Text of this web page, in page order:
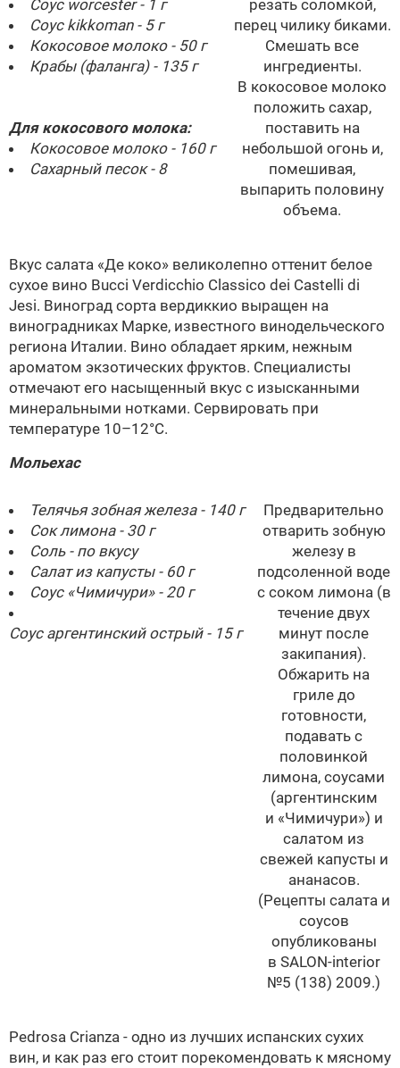
Соус worcester - 1 г
Соус kikkoman - 5 г
Кокосовое молоко - 50 г
Крабы (фаланга) - 135 г
Для кокосового молока:
Кокосовое молоко - 160 г
Сахарный песок - 8
резать соломкой,
перец чилику биками.
Смешать все
ингредиенты.
В кокосовое молоко
положить сахар,
поставить на
небольшой огонь и,
помешивая,
выпарить половину
объема.
Вкус салата «Де коко» великолепно оттенит белое
сухое вино Bucci Verdicchio Classico dei Castelli di
Jesi. Виноград сорта вердиккио выращен на
виноградниках Марке, известного винодельческого
региона Италии. Вино обладает ярким, нежным
ароматом экзотических фруктов. Специалисты
отмечают его насыщенный вкус с изысканными
минеральными нотками. Сервировать при
температуре 10–12°С.
Мольехас
Телячья зобная железа - 140 г
Сок лимона - 30 г
Соль - по вкусу
Салат из капусты - 60 г
Соус «Чимичури» - 20 г
Соус аргентинский острый - 15 г
Предварительно
отварить зобную
железу в
подсоленной воде
с соком лимона (в
течение двух
минут после
закипания).
Обжарить на
гриле до
готовности,
подавать с
половинкой
лимона, соусами
(аргентинским
и «Чимичури») и
салатом из
свежей капусты и
ананасов.
(Рецепты салата и
соусов
опубликованы
в SALON-interior
№5 (138) 2009.)
Pedrosa Crianza - одно из лучших испанских сухих
вин, и как раз его стоит порекомендовать к мясному